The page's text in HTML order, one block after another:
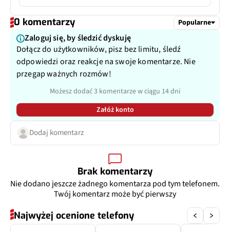
Matryca 1/2,76", 0,64 µm
Przysłona f/2.2
Filmy Tak
Filmy parametr 4K@30fps, 1080p@30/60fps
Zoom optyczny Nie
Inne 114˚
Dodatkowy aparat Czujnik głebi
2 Mpix
Przysłona f/2.4
Typ USB USB-C
0 komentarzy Popularne
Zaloguj się, by śledzić dyskuję
Dołącz do użytkowników, pisz bez limitu, śledź
odpowiedzi oraz reakcje na swoje komentarze. Nie
przegap ważnych rozmów!
Możesz dodać 3 komentarze w ciągu 14 dni
Załóż konto
Dodaj komentarz
Brak komentarzy
Nie dodano jeszcze żadnego komentarza pod tym telefonem.
Twój komentarz może być pierwszy
Najwyżej ocenione telefony